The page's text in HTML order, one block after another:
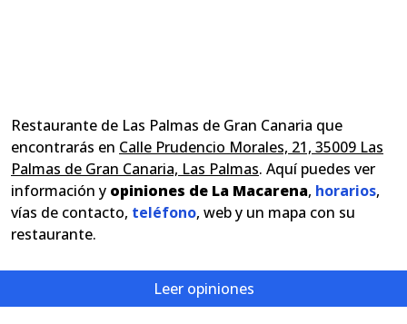
Restaurante de Las Palmas de Gran Canaria que
encontrarás en Calle Prudencio Morales, 21, 35009 Las
Palmas de Gran Canaria, Las Palmas. Aquí puedes ver
información y opiniones de La Macarena, horarios,
vías de contacto, teléfono, web y un mapa con su
restaurante.
Leer opiniones